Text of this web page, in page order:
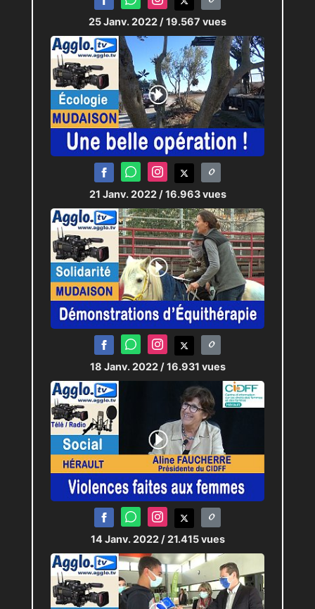
25 Janv. 2022 / 19.567 vues
21 Janv. 2022 / 16.963 vues
18 Janv. 2022 / 16.931 vues
14 Janv. 2022 / 21.415 vues